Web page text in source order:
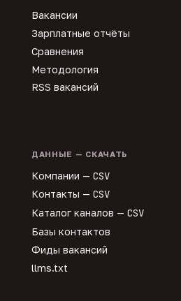
Вакансии
Зарплатные отчёты
Сравнения
Методология
RSS вакансий
ДАННЫЕ — СКАЧАТЬ
Компании — CSV
Контакты — CSV
Каталог каналов — CSV
Базы контактов
Фиды вакансий
llms.txt